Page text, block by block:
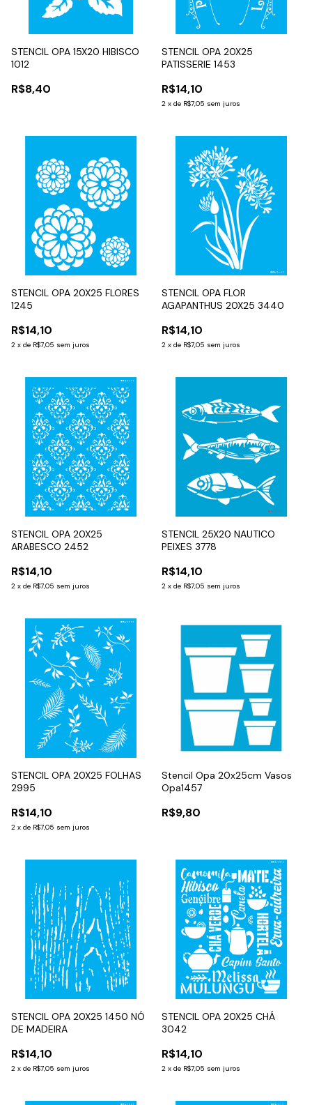
STENCIL OPA 15X20 HIBISCO
1012
R$8,40
STENCIL OPA 20X25
PATISSERIE 1453
R$14,10
2 x de R$7,05 sem juros
STENCIL OPA 20X25 FLORES
1245
R$14,10
2 x de R$7,05 sem juros
STENCIL OPA FLOR
AGAPANTHUS 20X25 3440
R$14,10
2 x de R$7,05 sem juros
STENCIL OPA 20X25
ARABESCO 2452
R$14,10
2 x de R$7,05 sem juros
STENCIL 25X20 NAUTICO
PEIXES 3778
R$14,10
2 x de R$7,05 sem juros
STENCIL OPA 20X25 FOLHAS
2995
R$14,10
2 x de R$7,05 sem juros
Stencil Opa 20x25cm Vasos
Opa1457
R$9,80
STENCIL OPA 20X25 1450 NÓ
DE MADEIRA
R$14,10
2 x de R$7,05 sem juros
STENCIL OPA 20X25 CHÁ
3042
R$14,10
2 x de R$7,05 sem juros